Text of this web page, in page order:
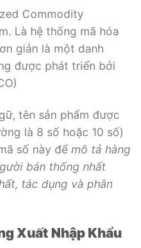
Commodity
Là hệ thống mã hóa
giản là một danh
được phát triển bởi
tên sản phẩm được
là 8 số hoặc 10 số)
số này để mô tả hàng
bán thống nhất
tác dụng và phân
Xuất Nhập Khẩu